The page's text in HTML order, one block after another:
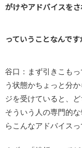
がけやアドバイスを
っていうことなんです
谷口：まず引きこも
う状態かちょっと分
ジを受けていると、
そういう人の専門的
らこんなアドバイス